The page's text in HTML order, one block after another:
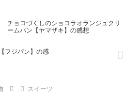
チョコづくしのショコラオランジュクリ
ームパン【ヤマザキ】の感想
フジパン】の感
スイーツ